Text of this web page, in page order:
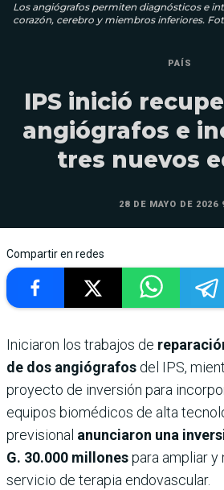
Los angiógrafos permiten diagnósticos e
corazón, cerebro y miembros inferiores.
PAÍS
IPS inició
angiógrafos e
tres nuevos
28 DE MAYO DE 2026
Compartir en redes
Iniciaron los trabajos de
de dos angiógrafos del IPS,
proyecto de inversión para
equipos biomédicos de alta
previsional anunciaron una
G. 30.000 millonespara ampliar y
servicio de terapia endovascular.